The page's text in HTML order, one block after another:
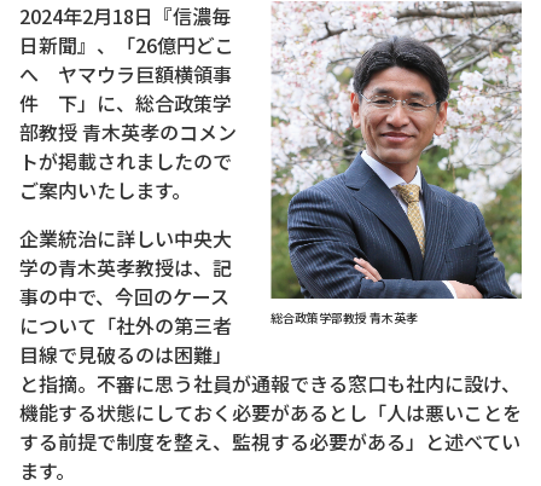
総合政策学部教授 青木英孝
2024年2月18日『信濃毎
日新聞』、「26億円どこ
へ ヤマウラ巨額横領事
件 下」に、総合政策学
部教授 青木英孝のコメン
トが掲載されましたので
ご案内いたします。
企業統治に詳しい中央大
学の青木英孝教授は、記
事の中で、今回のケース
について「社外の第三者
目線で見破るのは困難」
と指摘。不審に思う社員が通報できる窓口も社内に設け、
機能する状態にしておく必要があるとし「人は悪いことを
する前提で制度を整え、監視する必要がある」と述べてい
ます。